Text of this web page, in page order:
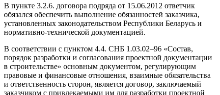
В пункте 3.2.6. договора подряда от 15.06.2012 ответчик
обязался обеспечить выполнение обязанностей заказчика,
установленных законодательством Республики Беларусь и
нормативно-технической документацией.
В соответствии с пунктом 4.4. СНБ 1.03.02–96 «Состав,
порядок разработки и согласования проектной документации
в строительстве» основным документом, регулирующим
правовые и финансовые отношения, взаимные обязательства
и ответственность сторон, является договор, заключаемый
заказчиком с привлекаемыми им для разработки проектной